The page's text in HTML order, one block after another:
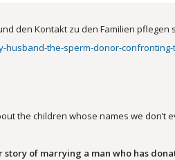
den Kontakt zu den Familien pflegen
husband-the-sperm-donor-
the children whose names we don’t
of marrying a man who has